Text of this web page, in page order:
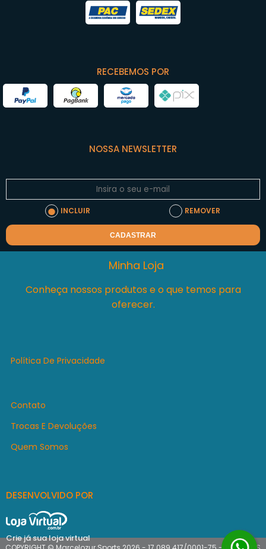
RECEBEMOS POR
NOSSA NEWSLETTER
INCLUIR REMOVER
CADASTRAR
Minha Loja
Conheça nossos produtos e o que temos para
oferecer.
Política De Privacidade
Contato
Trocas E Devoluções
Quem Somos
DESENVOLVIDO POR
Crie já sua loja virtual